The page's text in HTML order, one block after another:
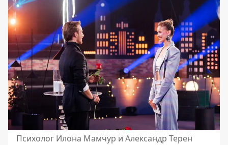
Психолог Илона Мамчур и Александр Терен